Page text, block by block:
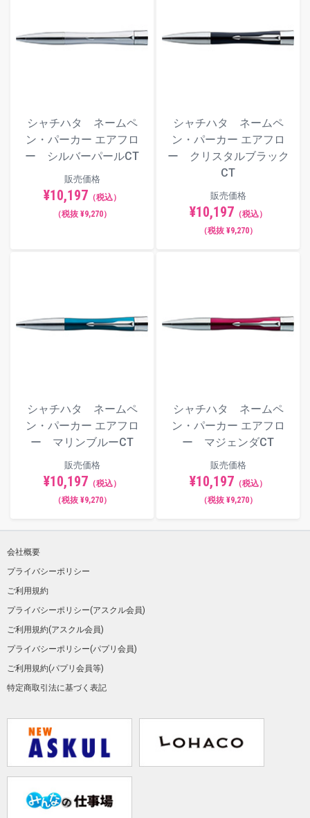
シャチハタ ネームペ
ン・パーカー エアフロ
ー シルバーパールCT
販売価格
¥10,197 （税込）
（税抜 ¥9,270）
シャチハタ ネームペ
ン・パーカー エアフロ
ー クリスタルブラック
CT
販売価格
¥10,197 （税込）
（税抜 ¥9,270）
シャチハタ ネームペ
ン・パーカー エアフロ
ー マリンブルーCT
販売価格
¥10,197 （税込）
（税抜 ¥9,270）
シャチハタ ネームペ
ン・パーカー エアフロ
ー マジェンダCT
販売価格
¥10,197 （税込）
（税抜 ¥9,270）
会社概要
プライバシーポリシー
ご利用規約
プライバシーポリシー(アスクル会員)
ご利用規約(アスクル会員)
プライバシーポリシー(パプリ会員)
ご利用規約(パプリ会員等)
特定商取引法に基づく表記